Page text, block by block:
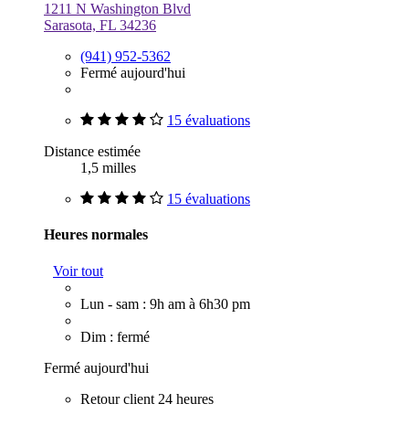
1211 N Washington Blvd
Sarasota, FL 34236
(941) 952-5362
Fermé aujourd'hui
15 évaluations
Distance estimée
1,5 milles
15 évaluations
Heures normales
Voir tout
Lun - sam : 9h am à 6h30 pm
Dim : fermé
Fermé aujourd'hui
Retour client 24 heures